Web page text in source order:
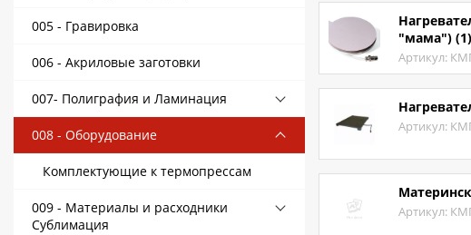
005 - Гравировка
006 - Акриловые заготовки
007- Полиграфия и Ламинация
008 - Оборудование
Комплектующие к термопрессам
009 - Материалы и расходники
Сублимация
"мама") (1)
Артикул:
Артикул:
Артикул: